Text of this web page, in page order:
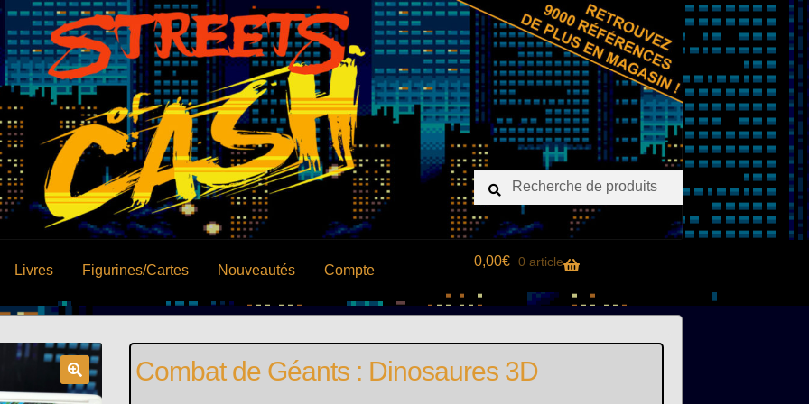
Recherche
pour :
Recherche
Livres Figurines/Cartes Nouveautés Compte
0,00€ 0 article
Combat de Géants : Dinosaures 3D